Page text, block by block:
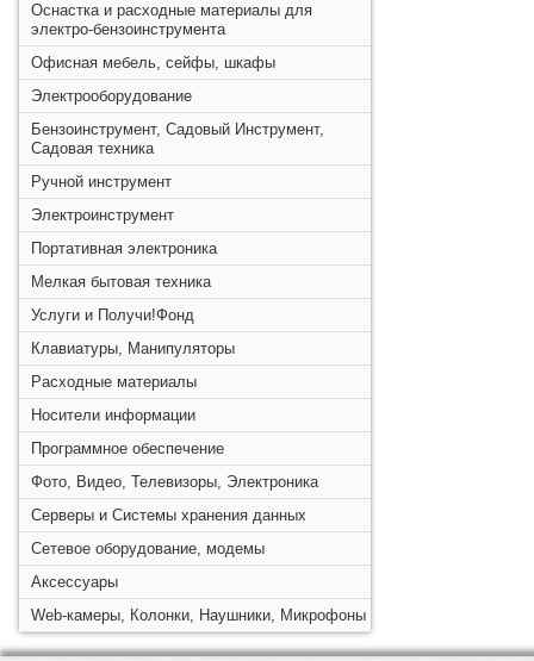
Оснастка и расходные материалы для
электро-бензоинструмента
Офисная мебель, сейфы, шкафы
Электрооборудование
Бензоинструмент, Садовый Инструмент,
Садовая техника
Ручной инструмент
Электроинструмент
Портативная электроника
Мелкая бытовая техника
Услуги и Получи!Фонд
Клавиатуры, Манипуляторы
Расходные материалы
Носители информации
Программное обеспечение
Фото, Видео, Телевизоры, Электроника
Серверы и Системы хранения данных
Сетевое оборудование, модемы
Аксессуары
Web-камеры, Колонки, Наушники, Микрофоны